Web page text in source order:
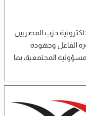
حزب المصريين
الفاعل وجهوده
المجتمعية، بما